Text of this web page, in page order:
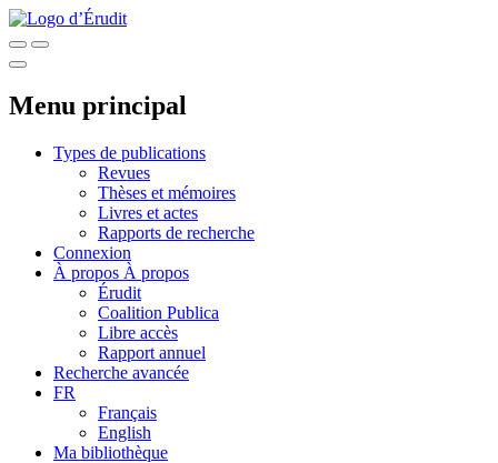
Menu principal
Types de publications
Revues
Thèses et mémoires
Livres et actes
Rapports de recherche
Connexion
À propos À propos
Érudit
Coalition Publica
Libre accès
Rapport annuel
Recherche avancée
FR
Français
English
Ma bibliothèque